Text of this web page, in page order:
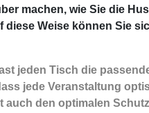
machen, wie Sie die
Weise können Sie
jeden Tisch die
jede Veranstaltung
den optimalen